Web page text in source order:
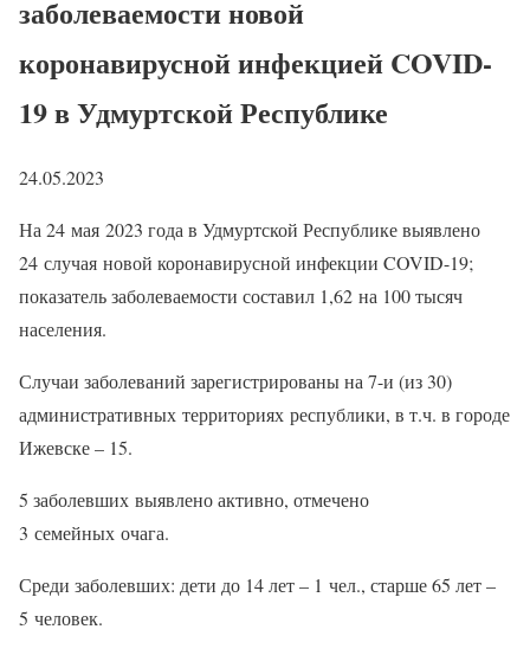
заболеваемости новой
коронавирусной инфекцией COVID-
19 в Удмуртской Республике
24.05.2023
На 24 мая 2023 года в Удмуртской Республике выявлено
24 случая новой коронавирусной инфекции COVID-19;
показатель заболеваемости составил 1,62 на 100 тысяч
населения.
Случаи заболеваний зарегистрированы на 7-и (из 30)
административных территориях республики, в т.ч. в городе
Ижевске – 15.
5 заболевших выявлено активно, отмечено
3 семейных очага.
Среди заболевших: дети до 14 лет – 1 чел., старше 65 лет –
5 человек.